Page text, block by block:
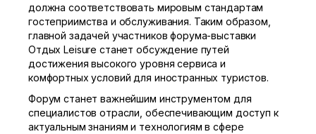
должна соответствовать мировым стандартам
гостеприимства и обслуживания. Таким образом,
главной задачей участников форума-выставки
Отдых Leisure станет обсуждение путей
достижения высокого уровня сервиса и
комфортных условий для иностранных туристов.
Форум станет важнейшим инструментом для
специалистов отрасли, обеспечивающим доступ к
актуальным знаниям и технологиям в сфере